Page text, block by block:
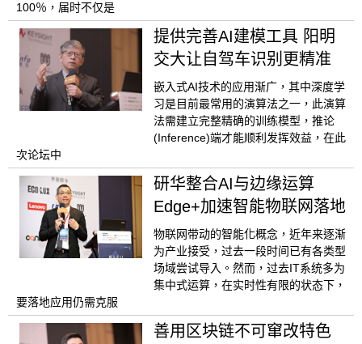
100％，届时不仅是
提供完善AI建模工具 阳明
交大让自驾车识别更精准
嵌入式AI技术的应用渐广，其中深度学
习是目前最常用的演算法之一，此演算
法需建立完整精确的训练模型，推论
(Inference)端才能顺利发挥效益，在此
次论坛中
研华整合AI与边缘运算
Edge+加速智能物联网落地
物联网带动的智能化概念，近年来逐渐
为产业接受，过去一段时间已有各类型
场域尝试导入。然而，过去IT系统多为
集中式运算，在实时性有限的状态下，
要落地应用仍需克服
善用区块链不可窜改特色